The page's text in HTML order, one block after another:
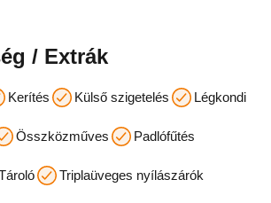
/ Extrák
Kerítés Külső szigetelés Légkondi
Összközműves Padlófűtés
Triplaüveges nyílászárók